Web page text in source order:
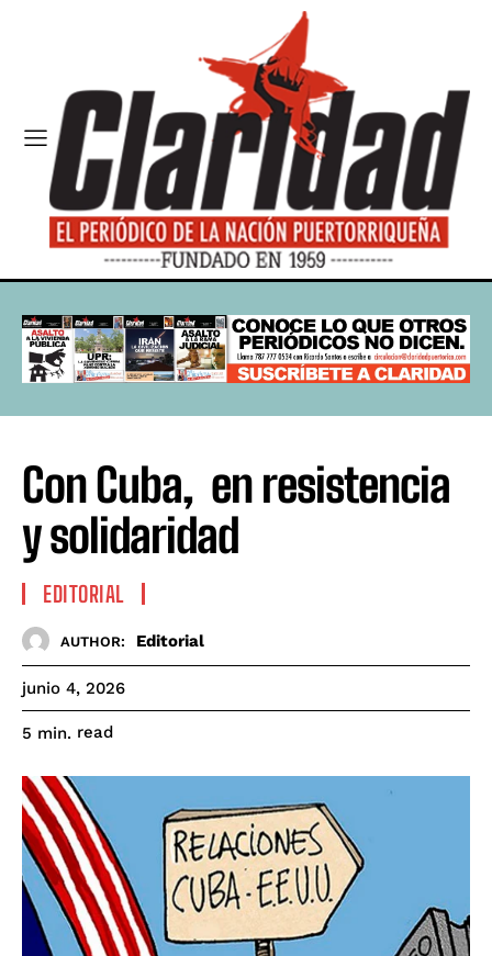
Con Cuba, en resistencia
y solidaridad
EDITORIAL
AUTHOR: Editorial
junio 4, 2026
5 min. read